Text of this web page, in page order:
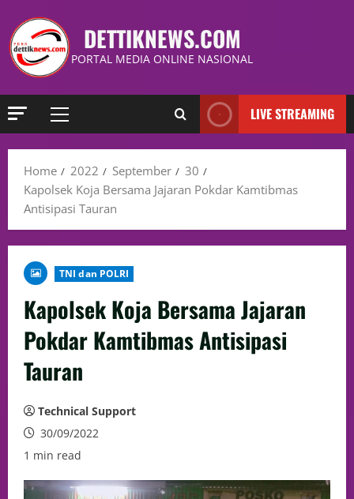
DETTIKNEWS.COM
PORTAL MEDIA ONLINE NASIONAL
LIVE STREAMING
Home 2022 September
30
Kapolsek Koja Bersama Jajaran Pokdar Kamtibmas
Antisipasi Tauran
TNI dan POLRI
Kapolsek Koja Bersama Jajaran
Pokdar Kamtibmas Antisipasi
Tauran
Technical Support
30/09/2022
1 min read